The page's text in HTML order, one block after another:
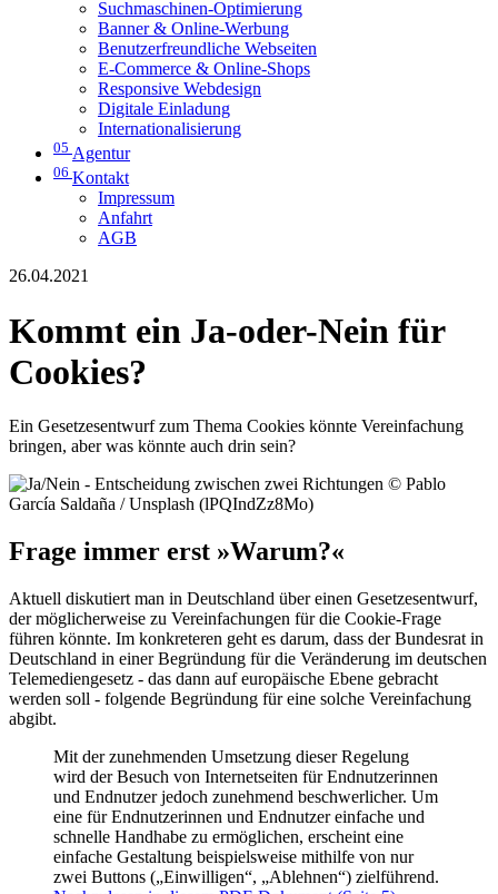
Suchmaschinen-Optimierung
Banner & Online-Werbung
Benutzerfreundliche Webseiten
E-Commerce & Online-Shops
Responsive Webdesign
Digitale Einladung
Internationalisierung
05 Agentur
06 Kontakt
Impressum
Anfahrt
AGB
26.04.2021
Kommt ein Ja-oder-Nein für
Cookies?
Ein Gesetzesentwurf zum Thema Cookies könnte Vereinfachung
bringen, aber was könnte auch drin sein?
Frage immer erst »Warum?«
Aktuell diskutiert man in Deutschland über einen Gesetzesentwurf,
der möglicherweise zu Vereinfachungen für die Cookie-Frage
führen könnte. Im konkreteren geht es darum, dass der Bundesrat in
Deutschland in einer Begründung für die Veränderung im deutschen
Telemediengesetz - das dann auf europäische Ebene gebracht
werden soll - folgende Begründung für eine solche Vereinfachung
abgibt.
Mit der zunehmenden Umsetzung dieser Regelung
wird der Besuch von Internetseiten für Endnutzerinnen
und Endnutzer jedoch zunehmend beschwerlicher. Um
eine für Endnutzerinnen und Endnutzer einfache und
schnelle Handhabe zu ermöglichen, erscheint eine
einfache Gestaltung beispielsweise mithilfe von nur
zwei Buttons („Einwilligen“, „Ablehnen“) zielführend.